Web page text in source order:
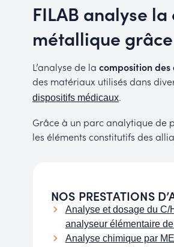
FILAB analyse
métallique
L’analyse de la composition
des matériaux utilisés dans
dispositifs médicaux.
Grâce à un parc analytique de
les éléments constitutifs des
NOS PRESTATIONS
Analyse et dosage du C/
analyseur élémentaire
Analyse chimique par